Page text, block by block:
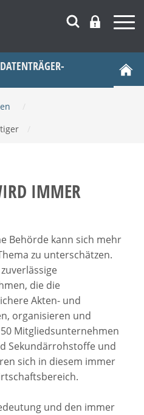
IMMER
Behörde kann sich mehr
zu unterschätzen.
die die
Akten- und
organisieren und
Mitgliedsunternehmen
Sekundärrohstoffe und
sich in diesem immer
und den immer